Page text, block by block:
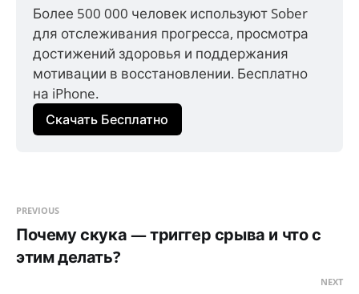
Более 500 000 человек используют Sober
для отслеживания прогресса, просмотра
достижений здоровья и поддержания
мотивации в восстановлении. Бесплатно
на iPhone.
Скачать Бесплатно
PREVIOUS
Почему скука — триггер срыва и что с
этим делать?
NEXT